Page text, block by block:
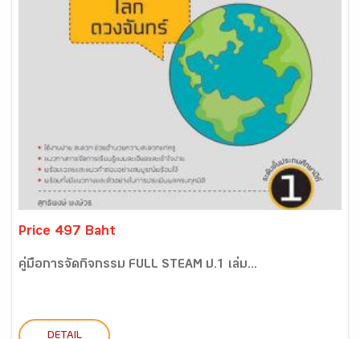
Price 497 Baht
คู่มือการจัดกิจกรรม FULL STEAM ป.1 เล่ม...
DETAIL